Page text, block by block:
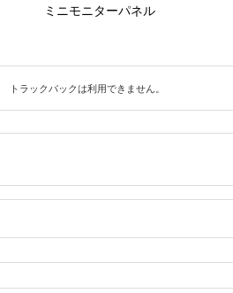
ミニモニターパネル
トラックバックは利用できません。